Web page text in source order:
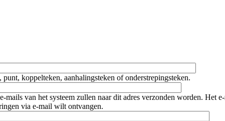
koppelteken, aanhalingsteken of onderstrepingsteken.
mails van het systeem zullen naar dit adres verzonden worden.
via e-mail wilt ontvangen.